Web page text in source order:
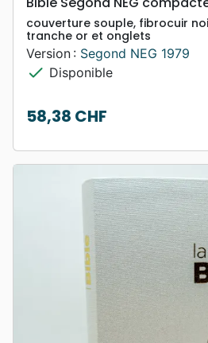
couverture souple, fibrocuir
tranche or et onglets
Version : Segond NEG 1979
check Disponible
Prix
58,38 CHF